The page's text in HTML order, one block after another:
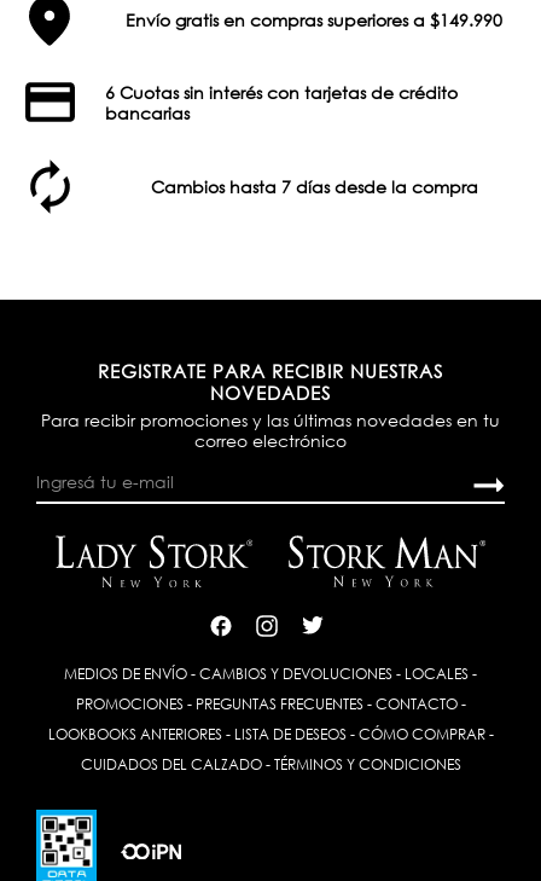
Envío gratis en compras superiores a $149.990
6 Cuotas sin interés con tarjetas de crédito
bancarias
Cambios hasta 7 días desde la compra
REGISTRATE PARA RECIBIR NUESTRAS
NOVEDADES
Para recibir promociones y las últimas novedades en tu
correo electrónico
MEDIOS DE ENVÍO - CAMBIOS Y DEVOLUCIONES - LOCALES -
PROMOCIONES- PREGUNTAS FRECUENTES- CONTACTO-
LOOKBOOKS ANTERIORES- LISTA DE DESEOS- CÓMO COMPRAR-
CUIDADOS DEL CALZADO- TÉRMINOS Y CONDICIONES